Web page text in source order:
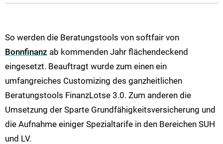
So werden die Beratungstools von softfair von
Bonnfinanz ab kommenden Jahr flächendeckend
eingesetzt. Beauftragt wurde zum einen ein
umfangreiches Customizing des ganzheitlichen
Beratungstools FinanzLotse 3.0. Zum anderen die
Umsetzung der Sparte Grundfähigkeitsversicherung und
die Aufnahme einiger Spezialtarife in den Bereichen SUH
und LV.